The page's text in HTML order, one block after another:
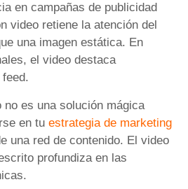
en campañas de publicidad
video retiene la atención del
una imagen estática. En
el video destaca
no es una solución mágica
en tu estrategia de marketing
una red de contenido. El video
profundiza en las